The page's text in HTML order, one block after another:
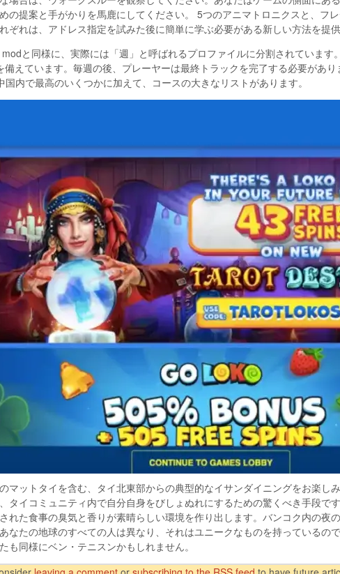
の提案と手がかりを馬鹿にしてください。 5つのアニマトロニクスと、フ
ぞれは、アドレス指定を試みた後に簡単に学ぶ必要がある新しい方法を提供
と同様に、実際には「週」と呼ばれるプロファイルに分割されていま
えています。毎週の後、プレーヤーは最終トラックを完了する必要があ
内で最高のいくつかに加えて、コースの大きなリストがあります。
マットタイを含む、タイ北東部からの典型的なイサンダイニングをお楽
タイコミュニティ内で自分自身をびしょぬれにするための驚くべき手段
れた食事の臭気と香りが素晴らしい環境を作り出します。バンコク内の夜
なたの地球のすべての人は異なり、それはユニークなものを持っているの
も同様にベン・テニスンかもしれません。